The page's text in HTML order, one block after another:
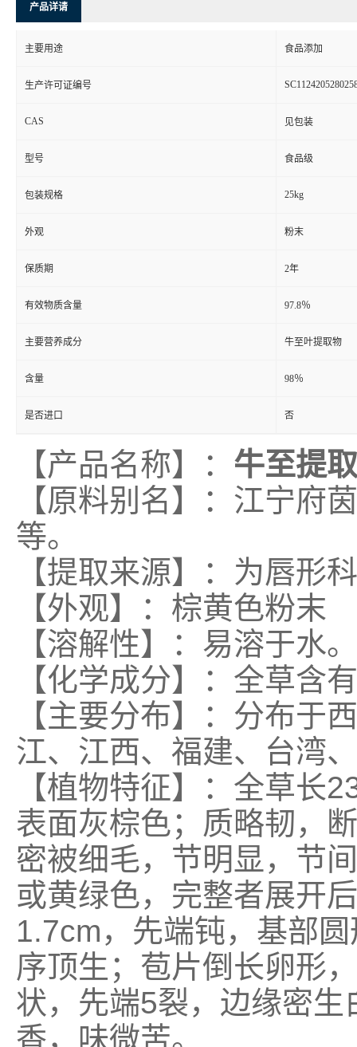
产品详请
主要用途 食品添加
生产许可证编号
CAS 见包装
型号 食品级
包装规格 25kg
外观 粉末
保质期 2年
有效物质含量 97.8％
主要营养成分 牛至叶提取物
含量 98％
是否进口 否
【产品名称】： 牛至提
【原料别名】：江宁府
等。
【提取来源】：为唇形
【外观】：棕黄色粉末
【溶解性】：易溶于水。
【化学成分】：全草含
【主要分布】：分布于
江、江西、福建、台湾
【植物特征】：全草长
表面灰棕色；质略韧，
密被细毛，节明显，节
或黄绿色，完整者展开
1.7cm，先端钝，基部
序顶生；苞片倒长卵形
状，先端5裂，边缘密
香，味微苦。